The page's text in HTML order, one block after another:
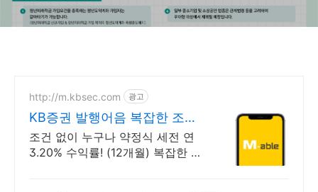
http://m.kbsec.com 광고
KB증권 발행어음 복잡한 조건
없이 누구나
조건 없이 누구나 약정식 세전 연
3.20% 수익률! (12개월) 복잡한 가